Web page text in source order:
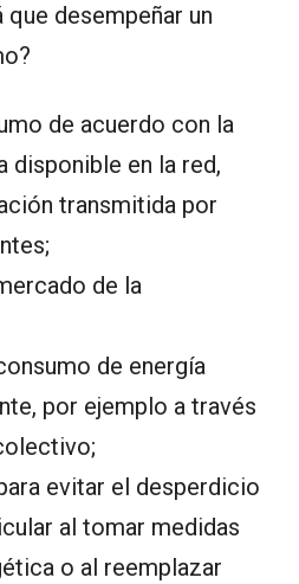
desempeñar un
de acuerdo con la
disponible en la red,
transmitida por
de la
de energía
por ejemplo a través
evitar el desperdicio
al tomar medidas
o al reemplazar